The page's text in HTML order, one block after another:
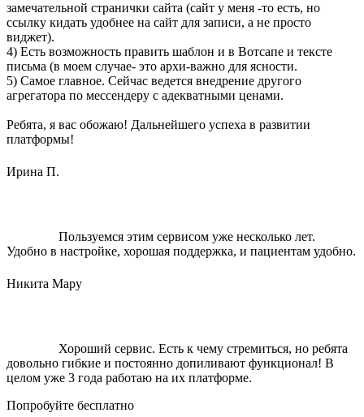
замечательной странички сайта (сайт у меня -то есть, но
ссылку кидать удобнее на сайт для записи, а не просто
виджет).
4) Есть возможность править шаблон и в Вотсапе и тексте
письма (в моем случае- это архи-важно для ясности.
5) Самое главное. Сейчас ведется внедрение другого
агрегатора по мессендеру с адекватными ценами.
Ребята, я вас обожаю! Дальнейшего успеха в развитии
платформы!
Ирина П.
Пользуемся этим сервисом уже несколько лет.
Удобно в настройке, хорошая поддержка, и пациентам удобно.
Никита Мару
Хороший сервис. Есть к чему стремиться, но ребята
довольно гибкие и постоянно допиливают функционал! В
целом уже 3 года работаю на их платформе.
Попробуйте бесплатно